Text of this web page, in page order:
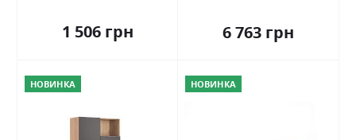
1 506 грн 6 763 грн
НОВИНКА НОВИНКА